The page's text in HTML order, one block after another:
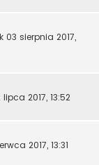
03 sierpnia 2017,
2017, 13:52
2017, 13:31